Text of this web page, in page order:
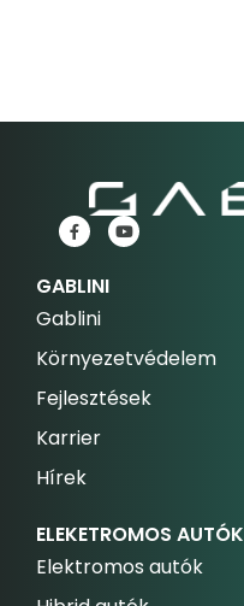
GABLINI
Gablini
Környezetvédelem
Fejlesztések
Karrier
Hírek
ELEKETROMOS AUTÓK
Elektromos autók